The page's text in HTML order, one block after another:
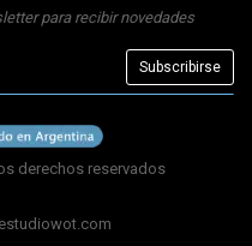
para recibir novedades
derechos reservados
estudiowot.com